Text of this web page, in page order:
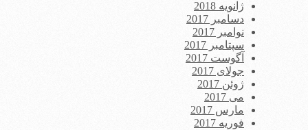
ژانویه 2018
دسامبر 2017
نوامبر 2017
سپتامبر 2017
آگوست 2017
جولای 2017
ژوئن 2017
می 2017
مارس 2017
فوریه 2017